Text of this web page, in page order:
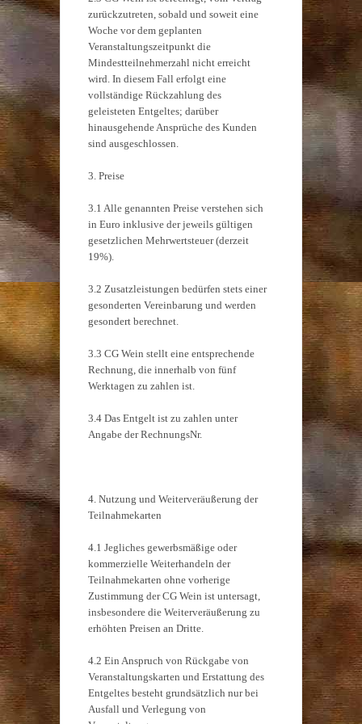
zurückzutreten, sobald und soweit eine
Woche vor dem geplanten
Veranstaltungszeitpunkt die
Mindestteilnehmerzahl nicht erreicht
wird. In diesem Fall erfolgt eine
vollständige Rückzahlung des
geleisteten Entgeltes; darüber
hinausgehende Ansprüche des Kunden
sind ausgeschlossen.
3. Preise
3.1 Alle genannten Preise verstehen sich
in Euro inklusive der jeweils gültigen
gesetzlichen Mehrwertsteuer (derzeit
19%).
3.2 Zusatzleistungen bedürfen stets einer
gesonderten Vereinbarung und werden
gesondert berechnet.
3.3 CG Wein stellt eine entsprechende
Rechnung, die innerhalb von fünf
Werktagen zu zahlen ist.
3.4 Das Entgelt ist zu zahlen unter
Angabe der RechnungsNr.
4. Nutzung und Weiterveräußerung der
Teilnahmekarten
4.1 Jegliches gewerbsmäßige oder
kommerzielle Weiterhandeln der
Teilnahmekarten ohne vorherige
Zustimmung der CG Wein ist untersagt,
insbesondere die Weiterveräußerung zu
erhöhten Preisen an Dritte.
4.2 Ein Anspruch von Rückgabe von
Veranstaltungskarten und Erstattung des
Entgeltes besteht grundsätzlich nur bei
Ausfall und Verlegung von